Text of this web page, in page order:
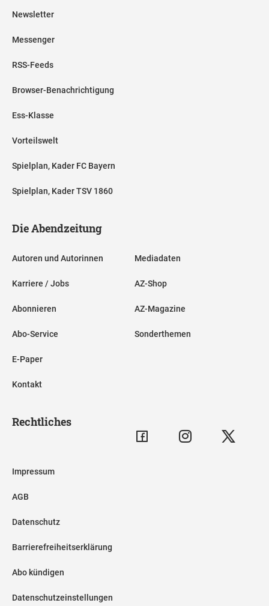
Newsletter
Messenger
RSS-Feeds
Browser-Benachrichtigung
Ess-Klasse
Vorteilswelt
Spielplan, Kader FC Bayern
Spielplan, Kader TSV 1860
Die Abendzeitung
Autoren und Autorinnen
Karriere / Jobs
Abonnieren
Abo-Service
E-Paper
Kontakt
Mediadaten
AZ-Shop
AZ-Magazine
Sonderthemen
Rechtliches
Impressum
AGB
Datenschutz
Barrierefreiheitserklärung
Abo kündigen
Datenschutzeinstellungen